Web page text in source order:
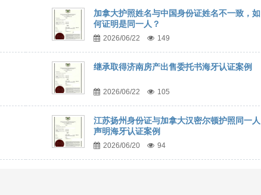
加拿大护照姓名与中国身份证姓名不一致，如
何证明是同一人？
2026/06/22 149
继承取得济南房产出售委托书海牙认证案例
2026/06/22 105
江苏扬州身份证与加拿大汉密尔顿护照同一人
声明海牙认证案例
2026/06/20 94